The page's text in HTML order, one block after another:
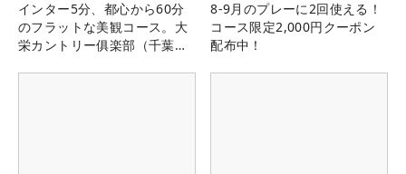
インター5分、都心から60分
のフラットな美観コース。大
栄カントリー俱楽部（千葉
8-9月のプレーに2回使える！
コース限定2,000円クーポン
配布中！